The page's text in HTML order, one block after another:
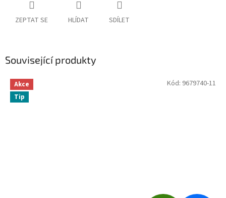
ZEPTAT SE HLÍDAT SDÍLET
Související produkty
Akce
Tip
Kód: 9679740-11